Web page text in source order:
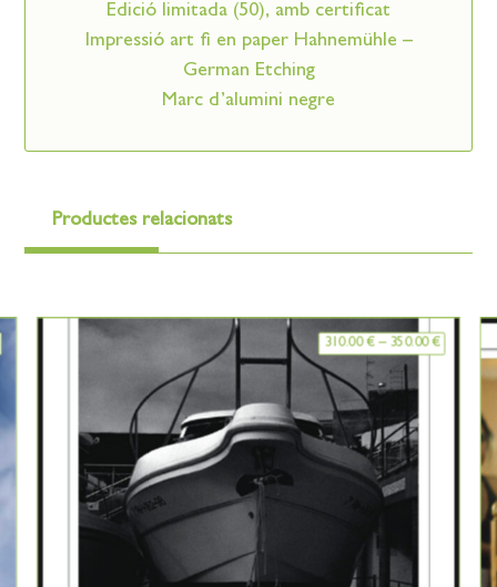
Edició limitada (50), amb certificat
Impressió art fi en paper Hahnemühle –
German Etching
Marc d’alumini negre
Productes relacionats
310.00€ – 350.00€